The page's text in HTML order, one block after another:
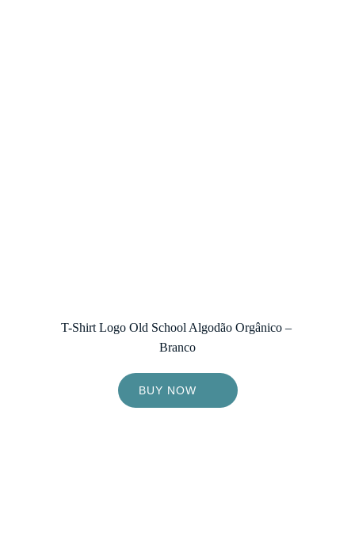
T-Shirt Logo Old School Algodão Orgânico –
Branco
BUY NOW